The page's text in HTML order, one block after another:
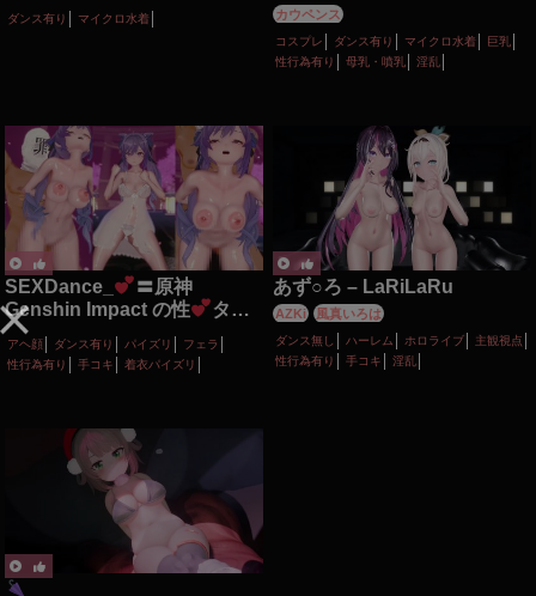
城柳
ダンス有り マイクロ水着 カウペンス
コスプレ ダンス有り マイクロ水着
巨乳
性行為有り
母乳・噴乳 淫乱
SEXDance_
〓原神
Genshin Impact の性
タイ
ム〓トントンダンス〓雷電将
軍 Raiden Ei、刻晴 Keqing、
フリーナ Furina、モナ
ラ Barbara、シトラリ
Citlali、蛍Lumine
アヘ顔 ダンス有り パイズリ
フェラ
性行為有り
手コキ 着衣パイズリ
あず○ろ – LaRiLaRu
AZKi 風真いろは
ダンス無し ハーレム ホロライブ
主観視点
性行為有り
手コキ 淫乱